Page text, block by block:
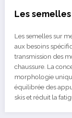
Les
Les semelles sur
aux besoins
transmission des
chaussure. La
morphologie
équilibrée des
skis et réduit la